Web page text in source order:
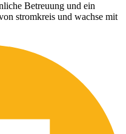
Betreuung und ein
stromkreis und wachse mit